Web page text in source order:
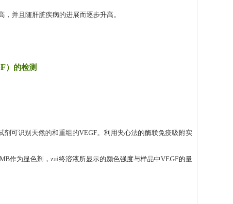
并且随肝脏疾病的进展而逐步升高。
）的检测
剂可识别天然的和重组的VEGF。利用夹心法的酶联免疫吸附实
作为显色剂，zui终溶液所显示的颜色强度与样品中VEGF的量